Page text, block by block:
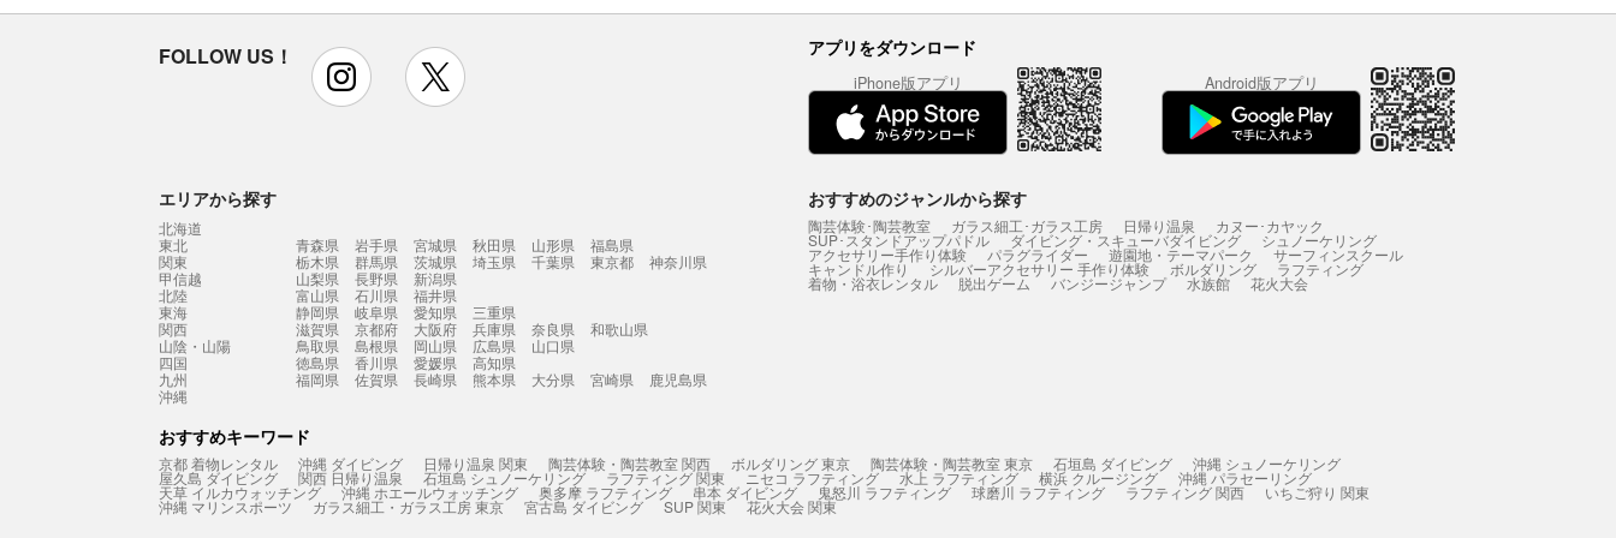
FOLLOW US！ instagram アプリをダウンロード
iPhone版アプリ Android版アプリ
エリアから探す
北海道
東北
青森県 岩手県 宮城県 秋田県 山形県
福島県
関東
栃木県 群馬県 茨城県 埼玉県 千葉県 東京都
神奈川県
甲信越
山梨県 長野県
新潟県
北陸
富山県 石川県
福井県
東海
静岡県 岐阜県 愛知県
三重県
関西
滋賀県 京都府 大阪府 兵庫県 奈良県
和歌山県
山陰・山陽
鳥取県 島根県 岡山県 広島県
山口県
四国
徳島県 香川県 愛媛県
高知県
九州
福岡県 佐賀県 長崎県 熊本県 大分県 宮崎県
鹿児島県
沖縄
おすすめのジャンルから探す
陶芸体験･陶芸教室 ガラス細工･ガラス工房 日帰り温泉 カヌー･カヤック
SUP･スタンドアップパドル ダイビング・スキューバダイビング シュノーケリング
アクセサリー手作り体験 パラグライダー 遊園地・テーマパーク サーフィンスクール
キャンドル作り シルバーアクセサリー 手作り体験 ボルダリング ラフティング
着物・浴衣レンタル 脱出ゲーム バンジージャンプ 水族館 花火大会
おすすめキーワード
京都 着物レンタル 沖縄 ダイビング 日帰り温泉 関東 陶芸体験・陶芸教室 関西 ボルダリング 東京 陶芸体験・陶芸教室 東京 石垣島 ダイビング 沖縄 シュノーケリング
屋久島 ダイビング 関西 日帰り温泉 石垣島 シュノーケリング ラフティング 関東 ニセコ ラフティング 水上 ラフティング 横浜 クルージング 沖縄 パラセーリング
天草 イルカウォッチング 沖縄 ホエールウォッチング 奥多摩 ラフティング 串本 ダイビング 鬼怒川 ラフティング 球磨川 ラフティング ラフティング 関西 いちご狩り 関東
沖縄 マリンスポーツ ガラス細工・ガラス工房 東京 宮古島 ダイビング SUP 関東 花火大会 関東